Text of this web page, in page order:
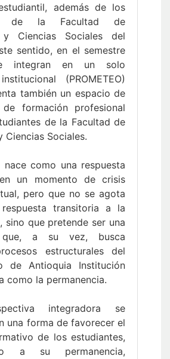
además de los
de la Facultad de
y Ciencias Sociales del
sentido, en el semestre
integran en un solo
(PROMETEO)
también un espacio de
formación profesional
de la Facultad de
Ciencias Sociales.
nace como una respuesta
un momento de crisis
pero que no se agota
transitoria a la
sino que pretende ser una
que, a su vez, busca
estructurales del
de Antioquia Institución
como la permanencia.
integradora se
una forma de favorecer el
de los estudiantes,
a su permanencia,